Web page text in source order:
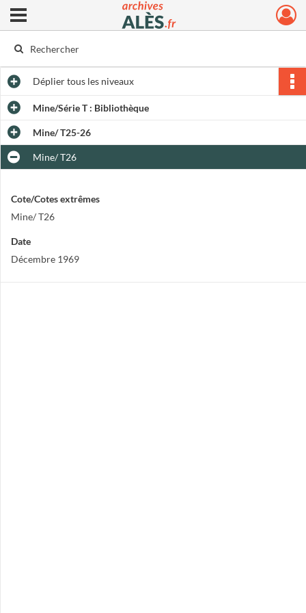
Archives municipales d'Alès
Ouvrir le menu déroulant
Dépliertous les niveaux
Mine/Série T : Bibliothèque
Mine/ T25-26
Mine/ T26
Cote/Cotes extrêmes
Mine/ T26
Date
Décembre 1969